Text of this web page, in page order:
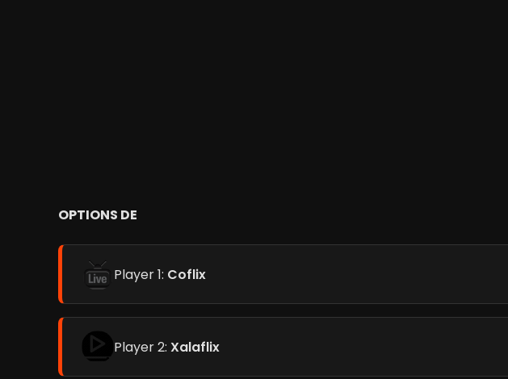
OPTIONS DE
Player 1: Coflix
Player 2: Xalaflix